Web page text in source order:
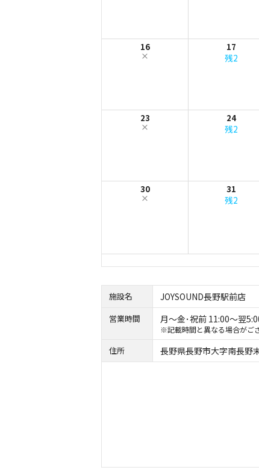
16 17
残2
23 24
残2
30 31
残2
施設名 JOYSOUND長野駅前店
営業時間 月～金･祝前 11:00～翌
※記載時間と異なる場合がご
住所 長野県長野市大字南長野